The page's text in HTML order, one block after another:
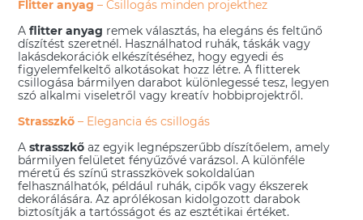
Flitter anyag – Csillogás minden projekthez
Aflitter anyag remek választás, ha elegáns és feltűnő
díszítést szeretnél. Használhatod ruhák, táskák vagy
lakásdekorációk elkészítéséhez, hogy egyedi és
figyelemfelkeltő alkotásokat hozz létre. A flitterek
csillogása bármilyen darabot különlegessé tesz, legyen
szó alkalmi viseletről vagy kreatív hobbiprojektről.
Strasszkő – Elegancia és csillogás
Astrasszkő az egyik legnépszerűbb díszítőelem, amely
bármilyen felületet fényűzővé varázsol. A különféle
méretű és színű strasszkövek sokoldalúan
felhasználhatók, például ruhák, cipők vagy ékszerek
dekorálására. Az aprólékosan kidolgozott darabok
biztosítják a tartósságot és az esztétikai értéket.